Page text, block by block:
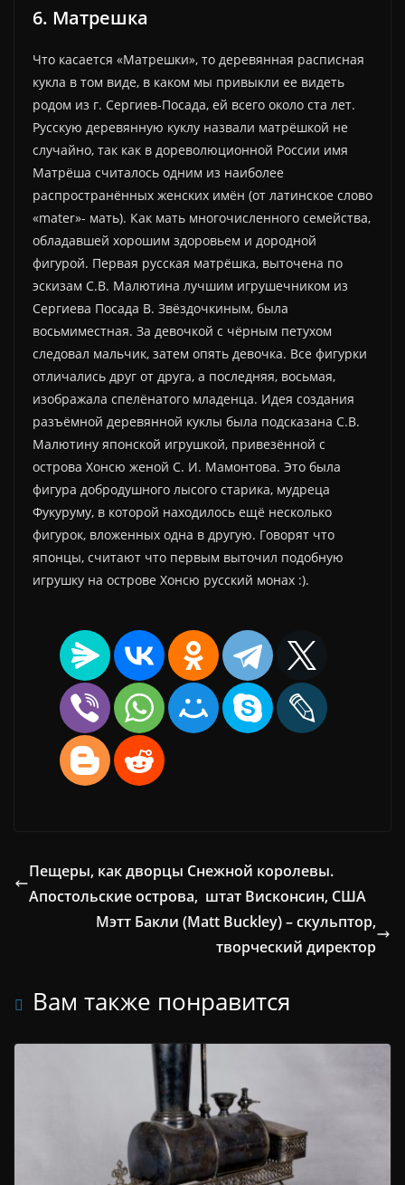
6. Матрешка
Что касается «Матрешки», то деревянная расписная
кукла в том виде, в каком мы привыкли ее видеть
родом из г. Сергиев-Посада, ей всего около ста лет.
Русскую деревянную куклу назвали матрёшкой не
случайно, так как в дореволюционной России имя
Матрёша считалось одним из наиболее
распространённых женских имён (от латинское слово
«mater»- мать). Как мать многочисленного семейства,
обладавшей хорошим здоровьем и дородной
фигурой. Первая русская матрёшка, выточена по
эскизам С.В. Малютина лучшим игрушечником из
Сергиева Посада В. Звёздочкиным, была
восьмиместная. За девочкой с чёрным петухом
следовал мальчик, затем опять девочка. Все фигурки
отличались друг от друга, а последняя, восьмая,
изображала спелёнатого младенца. Идея создания
разъёмной деревянной куклы была подсказана С.В.
Малютину японской игрушкой, привезённой с
острова Хонсю женой С. И. Мамонтова. Это была
фигура добродушного лысого старика, мудреца
Фукуруму, в которой находилось ещё несколько
фигурок, вложенных одна в другую. Говорят что
японцы, считают что первым выточил подобную
игрушку на острове Хонсю русский монах :).
Пещеры, как дворцы Снежной королевы.
Апостольские острова, штат Висконсин, США
Мэтт Бакли (Matt Buckley) – скульптор,
творческий директор
Вам также понравится